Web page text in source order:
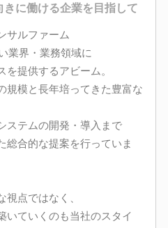
に働ける企業を目指して
サルファーム
業界・業務領域に
提供するアビーム。
規模と長年培ってきた豊富な
ステムの開発・導入まで
総合的な提案を行っていま
視点ではなく、
いていくのも当社のスタイ